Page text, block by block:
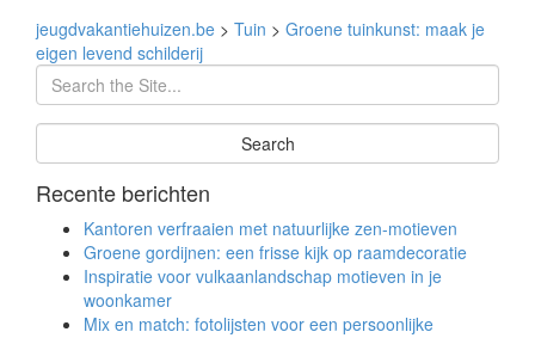
jeugdvakantiehuizen.be > Tuin > Groene tuinkunst: maak je
eigen levend schilderij
Recente berichten
Kantoren verfraaien met natuurlijke zen-motieven
Groene gordijnen: een frisse kijk op raamdecoratie
Inspiratie voor vulkaanlandschap motieven in je
woonkamer
Mix en match: fotolijsten voor een persoonlijke